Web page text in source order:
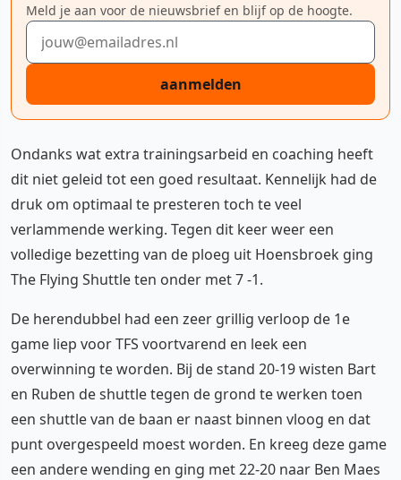
Meld je aan voor de nieuwsbrief en blijf op de hoogte.
E-mailadres
aanmelden
Ondanks wat extra trainingsarbeid en coaching heeft
dit niet geleid tot een goed resultaat. Kennelijk had de
druk om optimaal te presteren toch te veel
verlammende werking. Tegen dit keer weer een
volledige bezetting van de ploeg uit Hoensbroek ging
The Flying Shuttle ten onder met 7 -1.
De herendubbel had een zeer grillig verloop de 1e
game liep voor TFS voortvarend en leek een
overwinning te worden. Bij de stand 20-19 wisten Bart
en Ruben de shuttle tegen de grond te werken toen
een shuttle van de baan er naast binnen vloog en dat
punt overgespeeld moest worden. En kreeg deze game
een andere wending en ging met 22-20 naar Ben Maes